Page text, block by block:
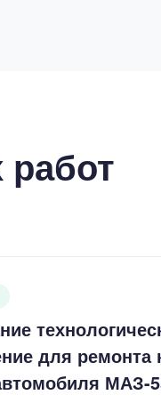
для ремонта
МАЗ-